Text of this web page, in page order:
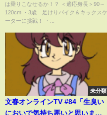
は乗りこなせるか！？ ＜適応身長＞90～
120cm ・3歳 足けりバイク＆キックスケ
ーターに挑戦！ ・...
未分類
文春オンラインTV #84「生臭い
においで気持ち悪いと思いまし